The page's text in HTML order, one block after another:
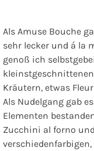
Als Amuse Bouche
sehr lecker und á la
genoß ich
Kräutern, etwas
Als Nudelgang gab
Elementen
Zucchini al forno